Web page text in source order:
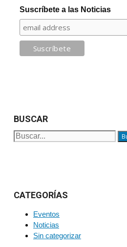
Suscríbete a las Noticias
BUSCAR
Buscar:
CATEGORÍAS
Eventos
Noticias
Sin categorizar